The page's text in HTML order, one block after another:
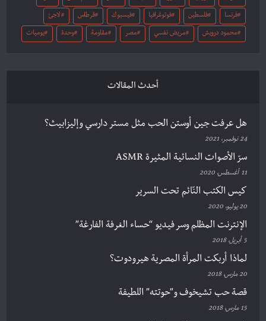
فرنسا فلسطين فوتوغرافيا فيسبوك قرطاس لاجئ
محمود درويش مريض نفسي مصر مقاومة وحدة يوميات
أحدث المقالات
هل عرفت جين أوستن الحب مثل مستر دارسي وإليزابيث؟
24 نوفمبر، 2021
سرّ الأصوات النسائية المثيرة ASMR
11 أغسطس، 2020
كيس الكتب النّائم تحت السرير
20 يوليو، 2020
الإنترنت المظلم وسر فيديو “حساء الغرفة الفارغة”
5 أبريل، 2018
لماذا أربكت المرأة المصرية هيرودوت؟
20 مارس، 2018
قصة حب تشيخوف و”حوتته” اللطيفة
15 مارس، 2018